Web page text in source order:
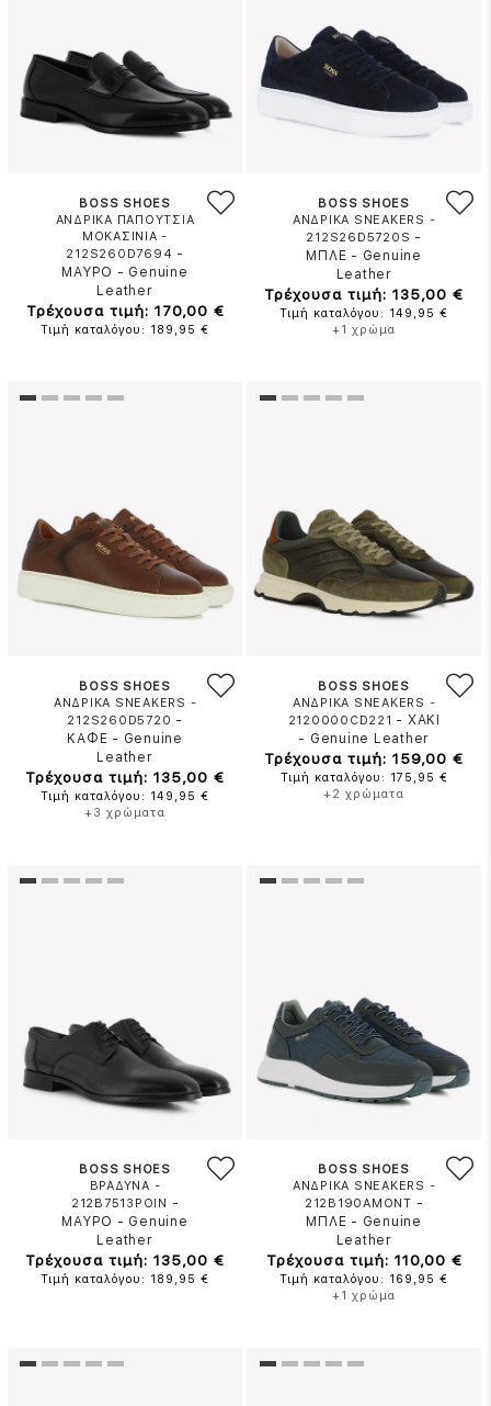
BOSS SHOES
ΑΝΔΡΙΚΑ ΠΑΠΟΥΤΣΙΑ
ΜΟΚΑΣΙΝΙΑ -
212S260D7694 -
ΜΑΥΡΟ - Genuine
Leather
Τρέχουσα τιμή: 170,00 €
Τιμή καταλόγου: 189,95 €
BOSS SHOES
ΑΝΔΡΙΚΑ SNEAKERS -
212S26D5720S -
ΜΠΛΕ - Genuine
Leather
Τρέχουσα τιμή: 135,00 €
Τιμή καταλόγου: 149,95 €
+1 χρώμα
BOSS SHOES
ΑΝΔΡΙΚΑ SNEAKERS -
212S260D5720 -
ΚΑΦΕ - Genuine
Leather
Τρέχουσα τιμή: 135,00 €
Τιμή καταλόγου: 149,95 €
+3 χρώματα
BOSS SHOES
ΑΝΔΡΙΚΑ SNEAKERS -
2120000CD221 - ΧΑΚΙ
- Genuine Leather
Τρέχουσα τιμή: 159,00 €
Τιμή καταλόγου: 175,95 €
+2 χρώματα
BOSS SHOES
ΒΡΑΔΥΝΑ -
212B7513POIN -
ΜΑΥΡΟ - Genuine
Leather
Τρέχουσα τιμή: 135,00 €
Τιμή καταλόγου: 189,95 €
BOSS SHOES
ΑΝΔΡΙΚΑ SNEAKERS -
212B190AMONT -
ΜΠΛΕ - Genuine
Leather
Τρέχουσα τιμή: 110,00 €
Τιμή καταλόγου: 169,95 €
+1 χρώμα